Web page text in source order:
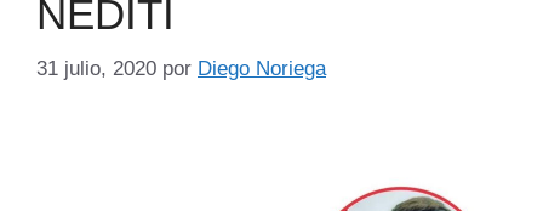
NEDITI
31 julio, 2020 por Diego Noriega